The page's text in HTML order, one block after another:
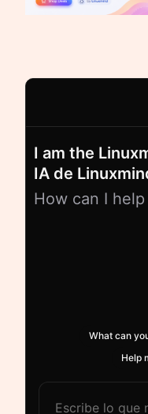
I am the
IA de
How can I
What can
Help